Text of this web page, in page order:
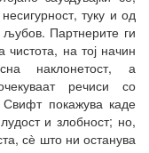
туку и од
љубов. Партнерите ги
на тој начин
наклонетост, а
речиси со
Свифт покажува каде
и злобност; но,
сѐ што ни останува